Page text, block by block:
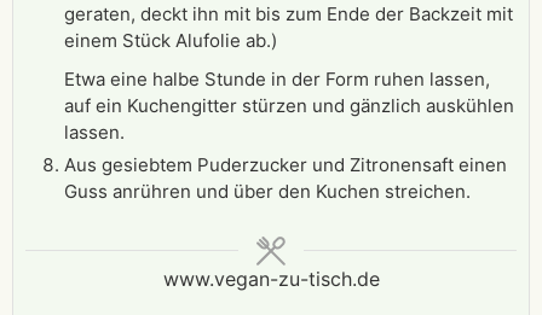
geraten, deckt ihn mit bis zum Ende der Backzeit mit
einem Stück Alufolie ab.)
Etwa eine halbe Stunde in der Form ruhen lassen,
auf ein Kuchengitter stürzen und gänzlich auskühlen
lassen.
Aus gesiebtem Puderzucker und Zitronensaft einen
Guss anrühren und über den Kuchen streichen.
www.vegan-zu-tisch.de